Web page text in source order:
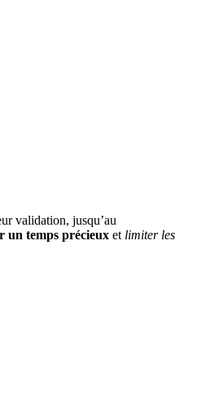
validation, jusqu’au
un temps précieux et limiter les